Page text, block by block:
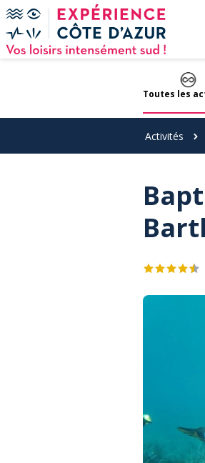
Panneau de gestion des cookies
Toutes les
Activités